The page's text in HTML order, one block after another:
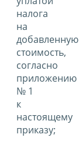
налога
на
добавленную
стоимость,
согласно
приложению
№ 1
к
настоящему
приказу;